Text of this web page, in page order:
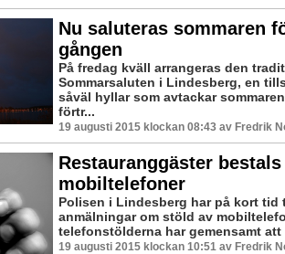
Nu saluteras sommaren
gången
På fredag kväll arrangeras den
Sommarsaluten i Lindesberg, en
såväl hyllar som avtackar
förtr...
19 augusti 2015 klockan 08:43 av Fredrik
Restauranggäster
mobiltelefoner
Polisen i Lindesberg har på kort tid
anmälningar om stöld av
telefonstölderna har gemensamt att
19 augusti 2015 klockan 10:51 av Fredrik